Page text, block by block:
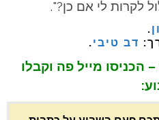
לקרות לי אם כן?".
.
דב טיבי.
הכניסו מייל פה וקבלו